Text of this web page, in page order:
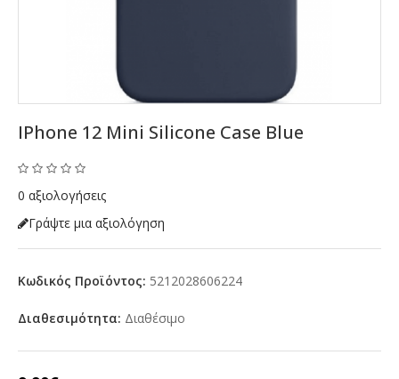
IPhone 12 Mini Silicone Case Blue
0 αξιολογήσεις
Γράψτε μια αξιολόγηση
Κωδικός Προϊόντος: 5212028606224
Διαθεσιμότητα: Διαθέσιμο